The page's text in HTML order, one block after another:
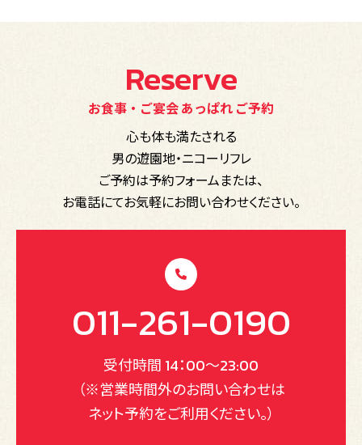
Reserve
お食事・ご宴会 あっぱれ ご予約
心も体も満たされる
男の遊園地・ニコーリフレ
ご予約は予約フォームまたは、
お電話にてお気軽にお問い合わせください。
011-261-0190
受付時間 14：00～23:00
（※営業時間外のお問い合わせは
ネット予約をご利用ください。）